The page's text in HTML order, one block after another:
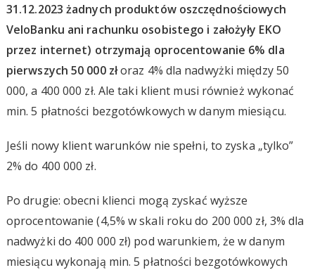
31.12.2023 żadnych produktów oszczędnościowych
VeloBanku ani rachunku osobistego i założyły EKO
przez internet) otrzymają oprocentowanie 6% dla
pierwszych 50 000 złoraz 4% dla nadwyżki między 50
000, a 400 000 zł. Ale taki klient musi również wykonać
min. 5 płatności bezgotówkowych w danym miesiącu.
Jeśli nowy klient warunków nie spełni, to zyska „tylko”
2% do 400 000 zł.
Po drugie: obecni klienci mogą zyskać wyższe
oprocentowanie (4,5% w skali roku do 200 000 zł, 3% dla
nadwyżki do 400 000 zł) pod warunkiem, że w danym
miesiącu wykonają min. 5 płatności bezgotówkowych